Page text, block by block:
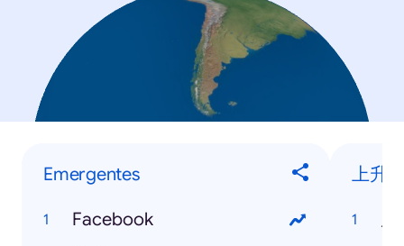
Emergentes
Facebook
上升